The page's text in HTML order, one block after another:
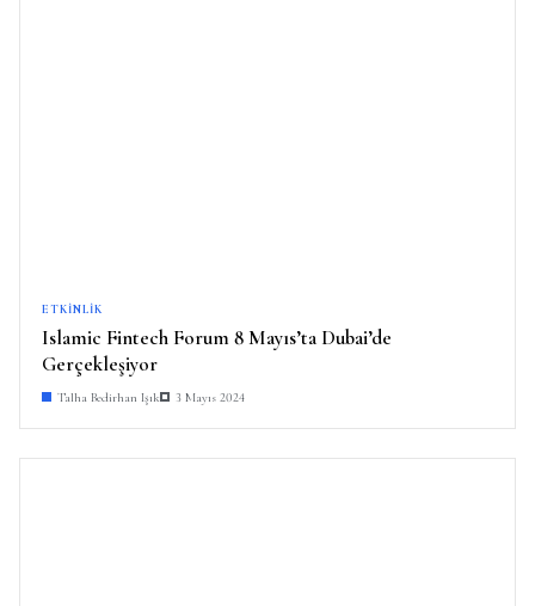
ETKINLIK
Islamic Fintech Forum 8 Mayıs’ta Dubai’de
Gerçekleşiyor
Talha Bedirhan Işık 3 Mayıs 2024